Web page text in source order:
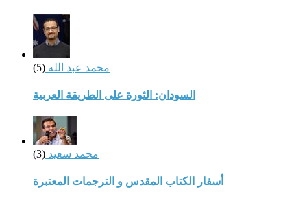
محمد عبد الله (5)
السودان: الثورة على الطريقة العربية
محمد سعيد (3)
أسفار الكتاب المقدس و الترجمات المعتبرة